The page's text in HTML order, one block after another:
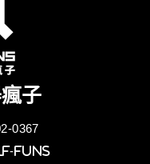
子
0367
funs